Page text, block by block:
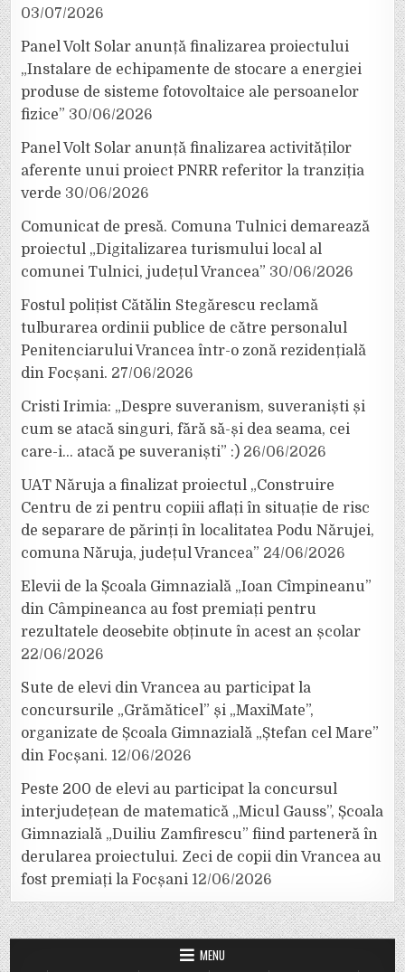
03/07/2026
Panel Volt Solar anunță finalizarea proiectului
„Instalare de echipamente de stocare a energiei
produse de sisteme fotovoltaice ale persoanelor
fizice” 30/06/2026
Panel Volt Solar anunță finalizarea activităților
aferente unui proiect PNRR referitor la tranziția
verde 30/06/2026
Comunicat de presă. Comuna Tulnici demarează
proiectul „Digitalizarea turismului local al
comunei Tulnici, județul Vrancea” 30/06/2026
Fostul polițist Cătălin Stegărescu reclamă
tulburarea ordinii publice de către personalul
Penitenciarului Vrancea într-o zonă rezidențială
din Focșani. 27/06/2026
Cristi Irimia: „Despre suveranism, suveraniști și
cum se atacă singuri, fără să-și dea seama, cei
care-i… atacă pe suveraniști” :) 26/06/2026
UAT Năruja a finalizat proiectul „Construire
Centru de zi pentru copiii aflați în situație de risc
de separare de părinți în localitatea Podu Nărujei,
comuna Năruja, județul Vrancea” 24/06/2026
Elevii de la Școala Gimnazială „Ioan Cîmpineanu”
din Câmpineanca au fost premiați pentru
rezultatele deosebite obținute în acest an școlar
22/06/2026
Sute de elevi din Vrancea au participat la
concursurile „Grămăticel” și „MaxiMate”,
organizate de Școala Gimnazială „Ștefan cel Mare”
din Focșani. 12/06/2026
Peste 200 de elevi au participat la concursul
interjudețean de matematică „Micul Gauss”, Școala
Gimnazială „Duiliu Zamfirescu” fiind parteneră în
derularea proiectului. Zeci de copii din Vrancea au
fost premiați la Focșani 12/06/2026
MENU